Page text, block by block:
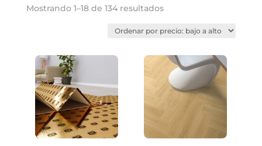
PERGO VINYL GLOMMA
PERGO VINYL NAMSEM
PERGO VINYL VISKAN
PERGO VINYL VORMA
SUELO VINILICO ARBITON
ARBITON AMARON WOOD
Mostrando 1–18 de 134 resultadosOrdenado
precio:
alto